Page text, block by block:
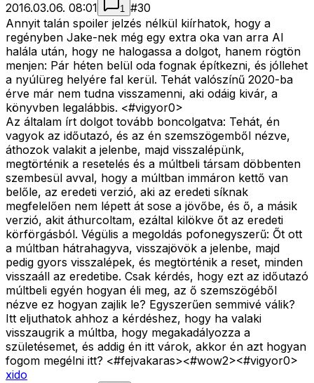
2016.03.06. 08:01
1 #30
Annyit talán spoiler jelzés nélkül kiírhatok, hogy a
regényben Jake-nek még egy extra oka van arra Al
halála után, hogy ne halogassa a dolgot, hanem rögtön
menjen: Pár héten belül oda fognak építkezni, és jóllehet
a nyúlüreg helyére fal kerül. Tehát valószínű 2020-ba
érve már nem tudna visszamenni, aki odáig kivár, a
könyvben legalábbis. <#vigyor0>
Az általam írt dolgot tovább boncolgatva: Tehát, én
vagyok az időutazó, és az én szemszögemből nézve,
áthozok valakit a jelenbe, majd visszalépünk,
megtörténik a resetelés és a múltbeli társam döbbenten
szembesül avval, hogy a múltban immáron kettő van
belőle, az eredeti verzió, aki az eredeti síknak
megfelelően nem lépett át sose a jövőbe, és ő, a másik
verzió, akit áthurcoltam, ezáltal kilökve őt az eredeti
körförgásból. Végülis a megoldás pofonegyszerű: Őt ott
a múltban hátrahagyva, visszajövök a jelenbe, majd
pedig gyors visszalépek, és megtörténik a reset, minden
visszaáll az eredetibe. Csak kérdés, hogy ezt az időutazó
múltbeli egyén hogyan éli meg, az ő szemszögéből
nézve ez hogyan zajlik le? Egyszerűen semmivé válik?
Itt eljuthatok ahhoz a kérdéshez, hogy ha valaki
visszaugrik a múltba, hogy megakadályozza a
születésemet, és addig én itt várok, akkor én azt hogyan
fogom megélni itt? <#fejvakaras><#wow2><#vigyor0>
xido